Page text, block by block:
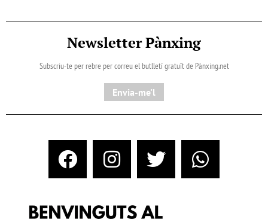
Newsletter Pànxing
Subscriu-te per rebre per correu el butlletí gratuït de Pànxing.net​
Envia-me'l